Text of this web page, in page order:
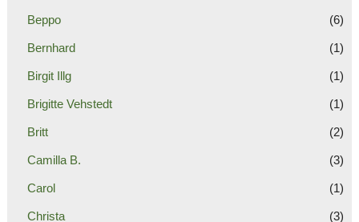
Beppo (6)
Bernhard (1)
Birgit Illg (1)
Brigitte Vehstedt (1)
Britt (2)
Camilla B. (3)
Carol (1)
Christa (3)